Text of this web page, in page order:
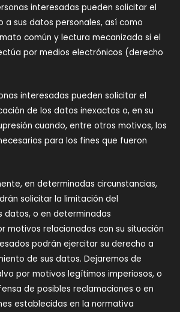
interesadas pueden solicitar el
a sus datos personales, así como
común y lectura mecanizada si el
por medios electrónicos (derecho
interesadas pueden solicitar el
de los datos inexactos o, en su
cuando, entre otros motivos, los
para los fines que fueron
en determinadas circunstancias,
solicitar la limitación del
datos, o en determinadas
motivos relacionados con su situación
podrán ejercitar su derecho a
de sus datos. Dejaremos de
por motivos legítimos imperiosos, o
de posibles reclamaciones o en
establecidas en la normativa